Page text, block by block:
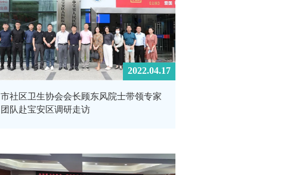
2022.04.17
市社区卫生协会会长顾东风院士带领专家
团队赴宝安区调研走访